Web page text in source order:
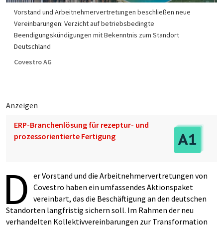
Vorstand und Arbeitnehmervertretungen beschließen neue
Vereinbarungen: Verzicht auf betriebsbedingte
Beendigungskündigungen mit Bekenntnis zum Standort
Deutschland
Covestro AG
Anzeigen
ERP-Branchenlösung für rezeptur- und
prozessorientierte Fertigung
D er Vorstand und die Arbeitnehmervertretungen von
Covestro haben ein umfassendes Aktionspaket
vereinbart, das die Beschäftigung an den deutschen
Standorten langfristig sichern soll. Im Rahmen der neu
verhandelten Kollektivvereinbarungen zur Transformation